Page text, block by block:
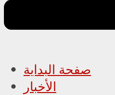
صفحة البداية
الأخبار